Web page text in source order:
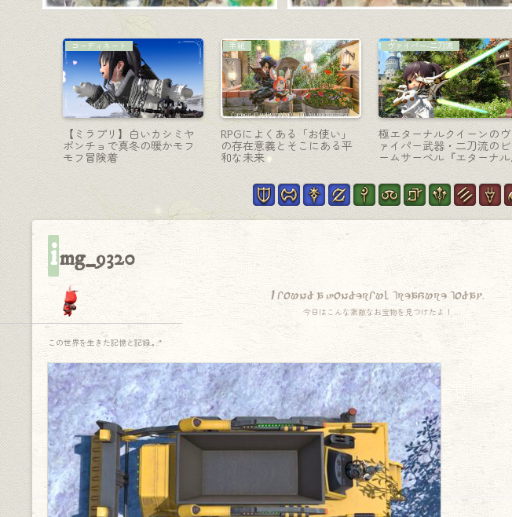
コーディネート
【ミラプリ】「カントリー
なオシャレ カフェ店員さ
ん」コーデ（錬金術師AFア
レンジ）
AF装備
賢者のAF5装備・アルフィ
ノの暁月編トレーラー衣装
『ダイダクト』シリーズ
（ララフェル男子Ver.）
学者-魔道書
学者ゾディアックウェポン
第一段階（AF1武器）・伝説
の魔道書レリック『マダレ
ムジエン』
img_9320
I found a wonderful treasure today.
今日はこんな素敵なお宝物を見つけたよ！
この世界を生きた記憶と記録.｡.:*